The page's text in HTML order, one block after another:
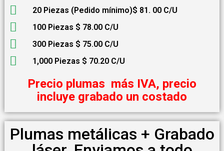
20 Piezas (Pedido mínimo)$ 81. 00 C/U
100 Piezas $ 78.00 C/U
300 Piezas $ 75.00 C/U
1,000 Piezas $ 70.20 C/U
Precio plumas más IVA, precio
incluye grabado un costado
Plumas metálicas + Grabado